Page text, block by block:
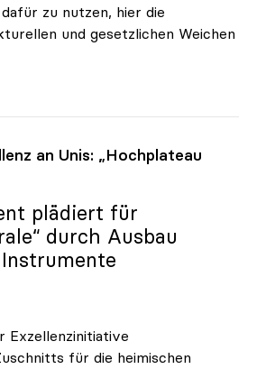
zu nutzen, hier die
und gesetzlichen Weichen
„Bei Status quo kein Sprung
an Unis: „Hochplateau
plädiert für
durch Ausbau
Exzellenzinitiative
für die heimischen